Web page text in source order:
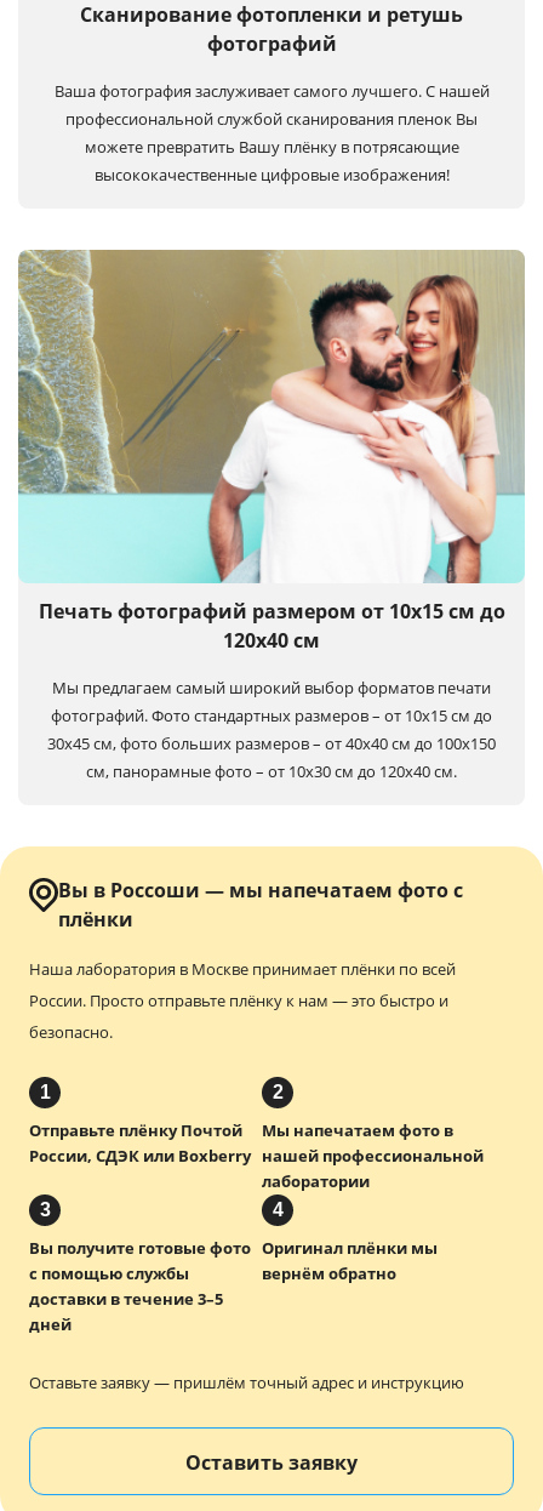
Сканирование фотопленки и ретушь
фотографий
Ваша фотография заслуживает самого лучшего. С нашей
профессиональной службой сканирования пленок Вы
можете превратить Вашу плёнку в потрясающие
высококачественные цифровые изображения!
Печать фотографий размером от 10х15 см до
120х40 см
Мы предлагаем самый широкий выбор форматов печати
фотографий. Фото стандартных размеров – от 10х15 см до
30х45 см, фото больших размеров – от 40х40 см до 100x150
см, панорамные фото – от 10х30 см до 120х40 см.
Вы в Россоши — мы напечатаем фото с
плёнки
Наша лаборатория в Москве принимает плёнки по всей
России. Просто отправьте плёнку к нам — это быстро и
безопасно.
1
Отправьте плёнку Почтой
России, СДЭК или Boxberry
2
Мы напечатаем фото в
нашей профессиональной
лаборатории
3
Вы получите готовые фото
с помощью службы
доставки в течение 3–5
дней
4
Оригинал плёнки мы
вернём обратно
Оставьте заявку — пришлём точный адрес и инструкцию
Оставить заявку